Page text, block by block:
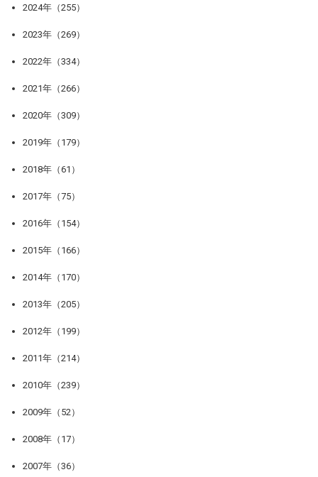
2024年（255）
2023年（269）
2022年（334）
2021年（266）
2020年（309）
2019年（179）
2018年（61）
2017年（75）
2016年（154）
2015年（166）
2014年（170）
2013年（205）
2012年（199）
2011年（214）
2010年（239）
2009年（52）
2008年（17）
2007年（36）